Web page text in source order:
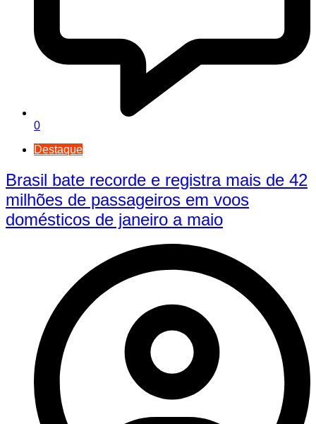
0
Destaque
Brasil bate recorde e registra mais de 42
milhões de passageiros em voos
domésticos de janeiro a maio